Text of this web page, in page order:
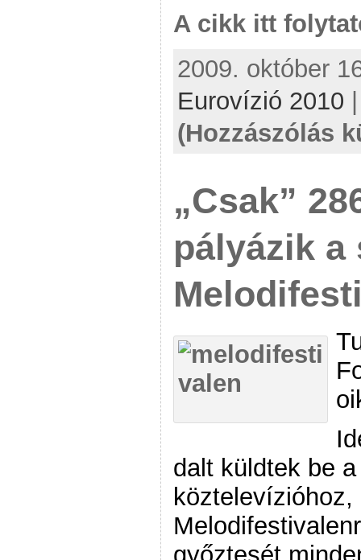
A cikk itt
2009. október
Eurovízió 2010
(Hozzászólás
„Csak”
pályázik a
dalt küldtek be